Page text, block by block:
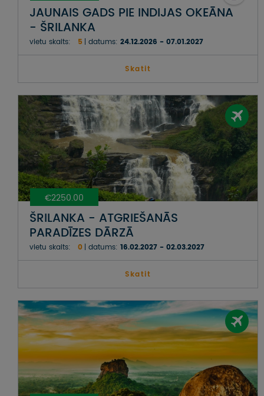
JAUNAIS GADS PIE INDIJAS OKEĀNA
- ŠRILANKA
vietu skaits: 5 datums: 24.12.2026 - 07.01.2027
Skatit
€2250.00
ŠRILANKA - ATGRIEŠANĀS
PARADĪZES DĀRZĀ
vietu skaits: 0 datums: 16.02.2027 - 02.03.2027
Skatit